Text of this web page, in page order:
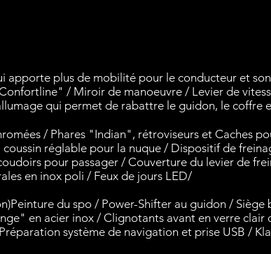
apporte plus de mobilité pour le conducteur et
/ Miroir de manoeuvre / Levier de
qui permet de rabattre le guidon, le coffre
/ Phares "Indian", rétroviseurs et Caches
coussin réglable pour la nuque / Dispositif de
pour passager / Couverture du levier de
en inox poli / Feux de jours LED/
du spo / Power-Shifter au guidon /
en acier inox / Clignotants avant en verre clair
système de navigation et prise USB /